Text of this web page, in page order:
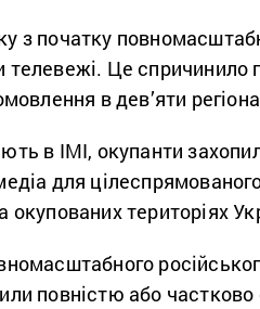
з початку
телевежі. Це спричинило
в дев’яти
в ІМІ, окупанти
для
окупованих територіях
повністю або